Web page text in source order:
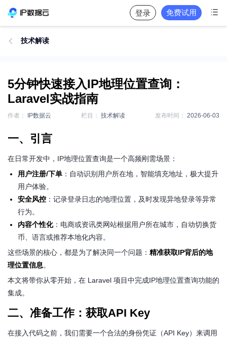
登录 免费试用 
 技术解读
5分钟快速接入IP地理位置查询：
Laravel实战指南
作者： IP数据云 栏目： 技术解读 发布时间： 2026-06-03
一、引言
在日常开发中，IP地理位置查询是一个高频刚需场景：
用户注册/下单 ：自动识别用户所在地，智能填充地址，极大提升
用户体验。
安全风控 ：记录登录日志的地理位置，及时发现异地登录等异常
行为。
内容个性化 ：电商或资讯类网站根据用户所在城市，自动切换货
币、语言或推荐本地化内容。
这些场景的核心，都是为了解决同一个问题： 精准获取IP背后的地
理位置信息。
本文将带你从零开始，在 Laravel 项目中完成IP地理位置查询功能的
集成。
二、准备工作：获取API Key
在接入代码之前，我们需要一个合法的身份凭证（API Key）来调用